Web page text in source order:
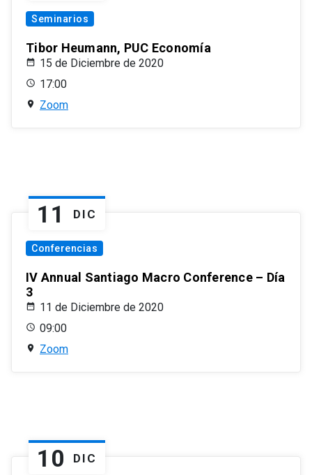
Seminarios
Tibor Heumann, PUC Economía
15 de Diciembre de 2020
17:00
Zoom
11 DIC
Conferencias
IV Annual Santiago Macro Conference – Día
3
11 de Diciembre de 2020
09:00
Zoom
10 DIC